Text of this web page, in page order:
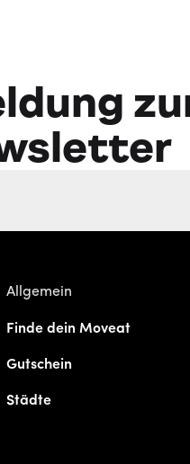
Allgemein
Finde dein Moveat
Gutschein
Städte